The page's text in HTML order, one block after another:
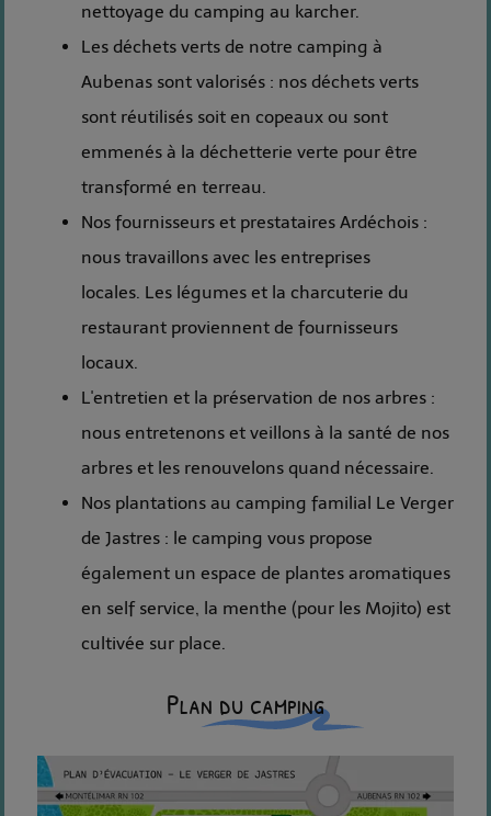
nettoyage du camping au karcher.
Les déchets verts de notre camping à
Aubenas sont valorisés : nos déchets verts
sont réutilisés soit en copeaux ou sont
emmenés à la déchetterie verte pour être
transformé en terreau.
Nos fournisseurs et prestataires Ardéchois :
nous travaillons avec les entreprises
locales. Les légumes et la charcuterie du
restaurant proviennent de fournisseurs
locaux.
L'entretien et la préservation de nos arbres :
nous entretenons et veillons à la santé de nos
arbres et les renouvelons quand nécessaire.
Nos plantations au camping familial Le Verger
de Jastres : le camping vous propose
également un espace de plantes aromatiques
en self service, la menthe (pour les Mojito) est
cultivée sur place.
Plan du camping